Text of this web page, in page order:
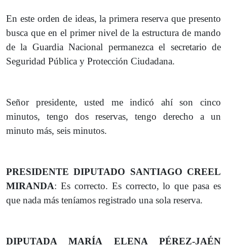
En este orden de ideas, la primera reserva que presento
busca que en el primer nivel de la estructura de mando
de la Guardia Nacional permanezca el secretario de
Seguridad Pública y Protección Ciudadana.
Señor presidente, usted me indicó ahí son cinco
minutos, tengo dos reservas, tengo derecho a un
minuto más, seis minutos.
PRESIDENTE DIPUTADO SANTIAGO CREEL
MIRANDA: Es correcto. Es correcto, lo que pasa es
que nada más teníamos registrado una sola reserva.
DIPUTADA MARÍA ELENA PÉREZ-JAÉN